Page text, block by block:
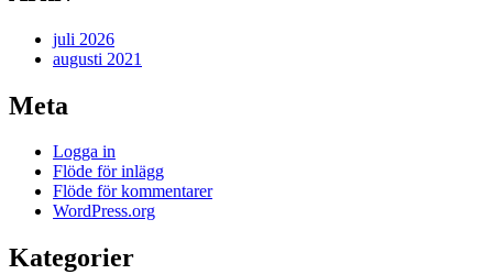
juli 2026
augusti 2021
Meta
Logga in
Flöde för inlägg
Flöde för kommentarer
WordPress.org
Kategorier